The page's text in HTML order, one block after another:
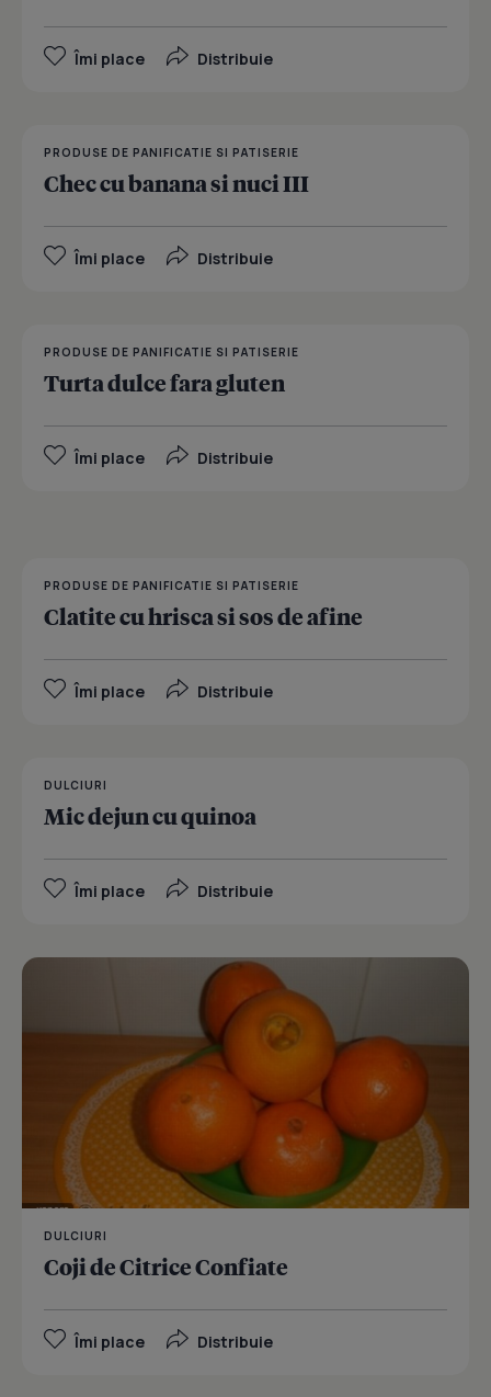
Îmi place Distribuie
PRODUSE DE PANIFICATIE SI PATISERIE
Chec cu banana si nuci III
Îmi place Distribuie
PRODUSE DE PANIFICATIE SI PATISERIE
Turta dulce fara gluten
Îmi place Distribuie
PRODUSE DE PANIFICATIE SI PATISERIE
Clatite cu hrisca si sos de afine
Îmi place Distribuie
DULCIURI
Mic dejun cu quinoa
Îmi place Distribuie
DULCIURI
Coji de Citrice Confiate
Îmi place Distribuie